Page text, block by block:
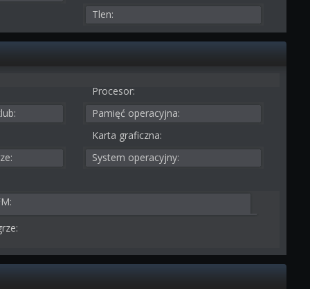
Tlen:
Procesor:
Pamięć operacyjna:
Karta graficzna:
System operacyjny: